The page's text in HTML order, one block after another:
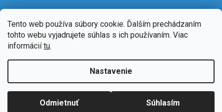
Tento web používa súbory cookie. Ďalším prechádzaním
tohto webu vyjadrujete súhlas s ich používaním. Viac
informáciítu.
Nastavenie
Odmietnuť Súhlasím
. Všetky práva vyhradené.